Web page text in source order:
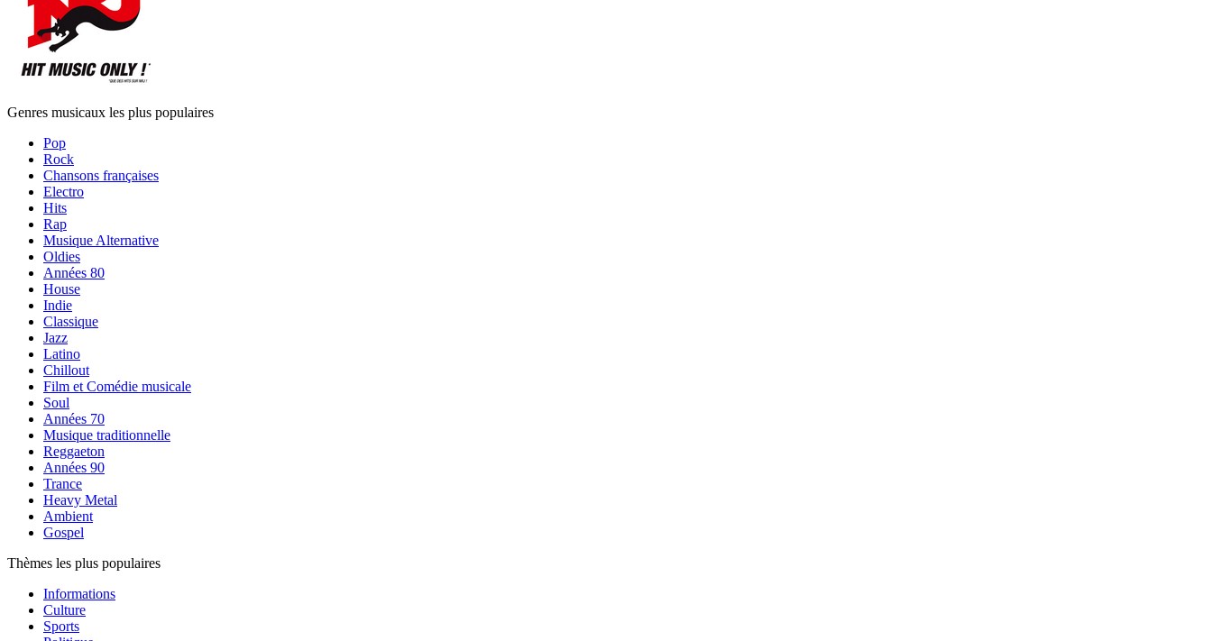
Genres musicaux les plus populaires
Pop
Rock
Chansons françaises
Electro
Hits
Rap
Musique Alternative
Oldies
Années 80
House
Indie
Classique
Jazz
Latino
Chillout
Film et Comédie musicale
Soul
Années 70
Musique traditionnelle
Reggaeton
Années 90
Trance
Heavy Metal
Ambient
Gospel
Thèmes les plus populaires
Informations
Culture
Sports